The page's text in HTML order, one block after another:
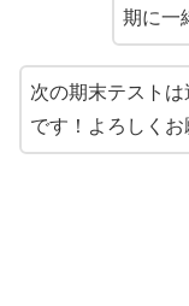
期に一
次の期末テスト
です！よろしくお